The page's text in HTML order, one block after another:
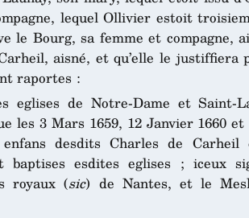
lequel Ollivier estoit
le Bourg, sa femme et compagne,
aisné, et qu’elle le
raportes :
eglises de Notre-Dame et
les 3 Mars 1659, 12 Janvier 1660
desdits Charles de
baptises esdites eglises ; iceux
royaux (sic) de Nantes, et le